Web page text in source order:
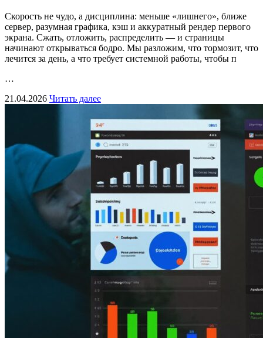
Скорость не чудо, а дисциплина: меньше «лишнего», ближе
сервер, разумная графика, кэш и аккуратный рендер первого
экрана. Сжать, отложить, распределить — и страницы
начинают открываться бодро. Мы разложим, что тормозит, что
лечится за день, а что требует системной работы, чтобы п
…
21.04.2026 Читать далее